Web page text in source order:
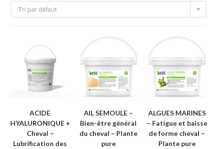
Tri par défaut
ACIDE
HYALURONIQUE +
Cheval –
Lubrification des
AIL SEMOULE –
Bien-être général
du cheval – Plante
pure
ALGUES MARINES
– Fatigue et baisse
de forme cheval –
Plante pure